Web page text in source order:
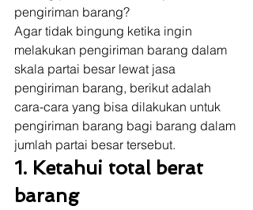
pengiriman barang?
Agar tidak bingung ketika ingin
melakukan pengiriman barang dalam
skala partai besar lewat jasa
pengiriman barang, berikut adalah
cara-cara yang bisa dilakukan untuk
pengiriman barang bagi barang dalam
jumlah partai besar tersebut.
1. Ketahui total berat
barang